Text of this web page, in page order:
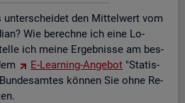
un­ter­schei­det den Mit­tel­wert vom
Wie be­rech­ne ich eine Lo­
ich meine Er­geb­nis­se am bes­
E-Lear­ning-An­ge­bot "Sta­tis­
kön­nen Sie ohne Re­